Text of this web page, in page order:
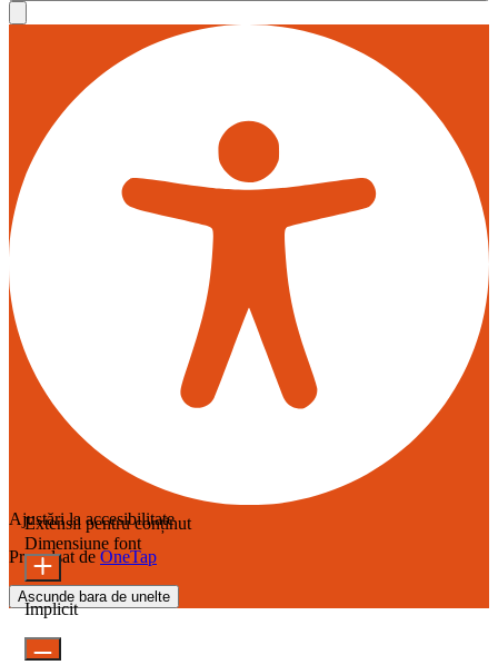
Ajustări la accesibilitate
Propulsat de OneTap
Ascunde bara de unelte
Extensii pentru conținut
Dimensiune font
Implicit